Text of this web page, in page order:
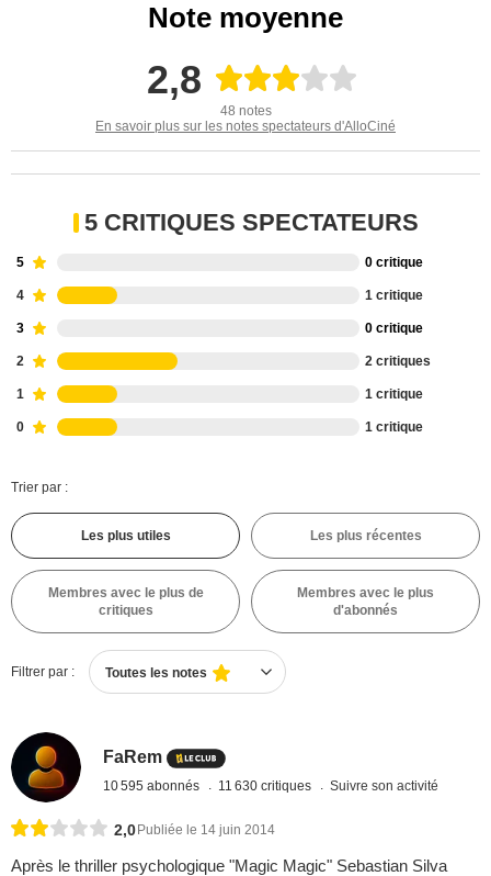
Note moyenne
2,8
48 notes
En savoir plus sur les notes spectateurs d'AlloCiné
5 CRITIQUES SPECTATEURS
5 0 critique
4 1 critique
3 0 critique
2 2 critiques
1 1 critique
0 1 critique
Trier par :
Les plus utiles Les plus récentes
Membres avec le plus de
critiques
Membres avec le plus
d'abonnés
Filtrer par : Toutes les notes
FaRem
10 595 abonnés 11 630 critiques Suivre son activité
2,0 Publiée le 14 juin 2014
Après le thriller psychologique "Magic Magic" Sebastian Silva